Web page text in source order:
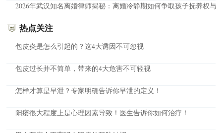
2026年武汉知名离婚律师揭秘：离婚冷静期如何争取孩子抚养权与
热点关注
包皮炎是怎么引起的？这4大诱因不可忽视
包皮过长并不简单，带来的4大危害不可轻视
怎样才算是早泄？专家明确告诉你早泄的定义！
阳痿很大程度上是心理因素导致！医生告诉你如何治疗！